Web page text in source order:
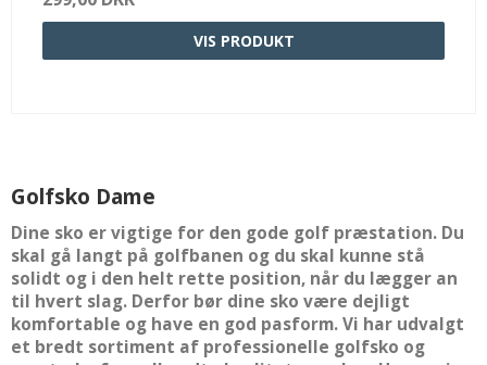
VIS PRODUKT
Golfsko Dame
Dine sko er vigtige for den gode golf præstation. Du
skal gå langt på golfbanen og du skal kunne stå
solidt og i den helt rette position, når du lægger an
til hvert slag. Derfor bør dine sko være dejligt
komfortable og have en god pasform. Vi har udvalgt
et bredt sortiment af professionelle golfsko og